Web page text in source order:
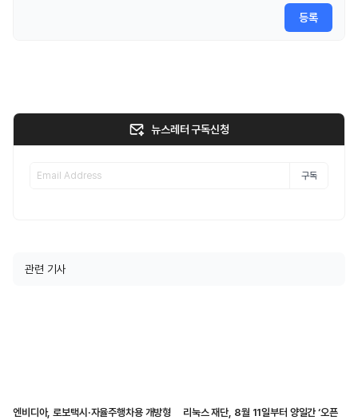
등록
뉴스레터 구독신청
구독
관련 기사
엔비디아, 로보택시·자율주행차용 개방형
리눅스 재단, 8월 11일부터 양일간 ‘오픈